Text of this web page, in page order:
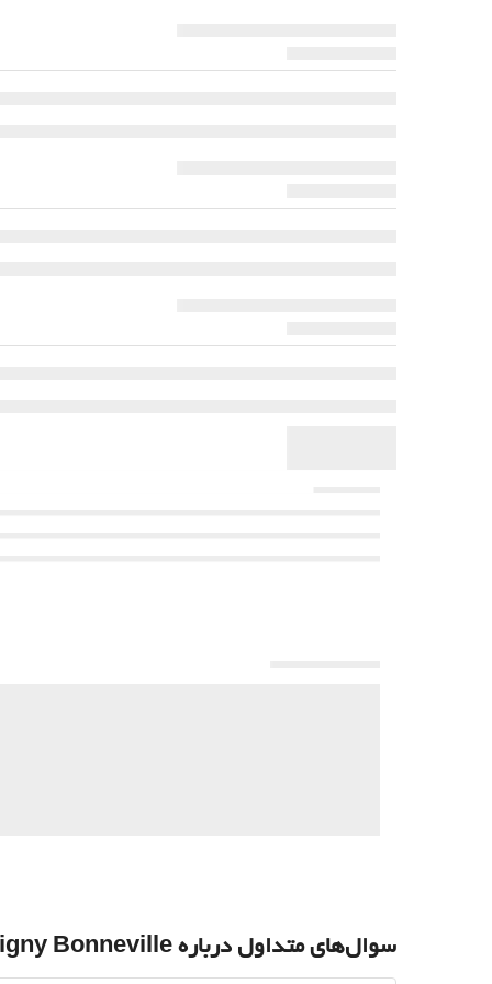
سوال‌های متداول درباره B&b Hotel Saint Pierre En Faucigny Bonneville